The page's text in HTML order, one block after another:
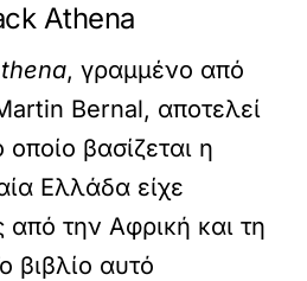
Athena
, γραμμένο από
Bernal, αποτελεί
βασίζεται η
Ελλάδα είχε
από την Αφρική και τη
βιβλίο αυτό